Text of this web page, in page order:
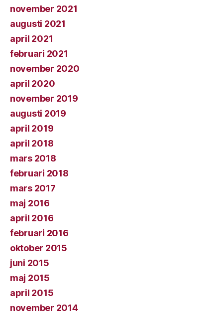
november 2021
augusti 2021
april 2021
februari 2021
november 2020
april 2020
november 2019
augusti 2019
april 2019
april 2018
mars 2018
februari 2018
mars 2017
maj 2016
april 2016
februari 2016
oktober 2015
juni 2015
maj 2015
april 2015
november 2014